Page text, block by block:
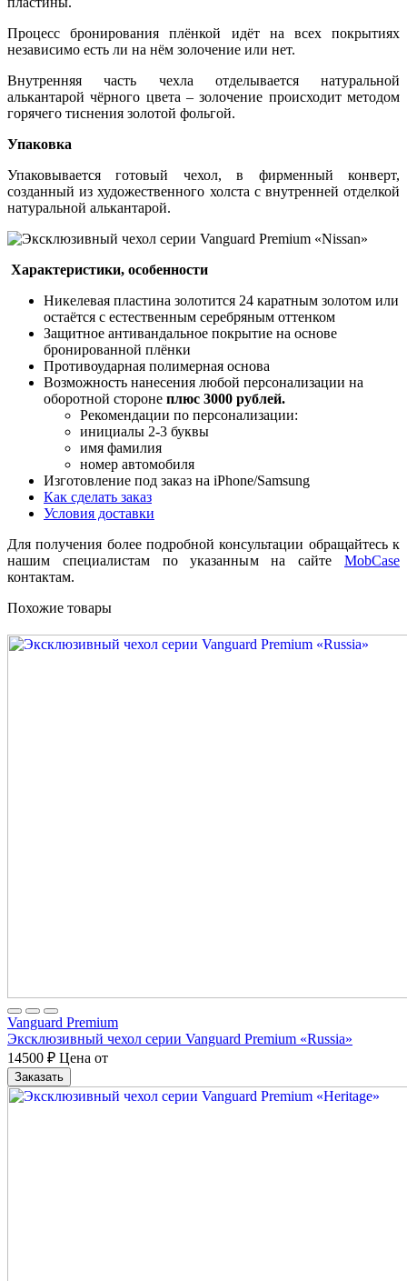
Процесс бронирования плёнкой идёт на всех покрытиях
независимо есть ли на нём золочение или нет.
Внутренняя часть чехла отделывается натуральной
алькантарой чёрного цвета – золочение происходит методом
горячего тиснения золотой фольгой.
Упаковка
Упаковывается готовый чехол, в фирменный конверт,
созданный из художественного холста с внутренней отделкой
натуральной алькантарой.
Характеристики, особенности
Никелевая пластина золотится 24 каратным золотом или
остаётся с естественным серебряным оттенком
Защитное антивандальное покрытие на основе
бронированной плёнки
Противоударная полимерная основа
Возможность нанесения любой персонализации на
оборотной стороне плюс 3000 рублей.
Рекомендации по персонализации:
инициалы 2-3 буквы
имя фамилия
номер автомобиля
Изготовление под заказ на iPhone/Samsung
Как сделать заказ
Условия доставки
Для получения более подробной консультации обращайтесь к
нашим специалистам по указанным на сайте MobCase
контактам.
Похожие товары
Vanguard Premium
Эксклюзивный чехол серии Vanguard Premium «Russia»
14500 ₽ Цена от
Заказать